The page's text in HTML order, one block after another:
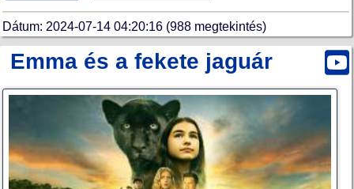
Dátum: 2024-07-14 04:20:16 (988 megtekintés)
Emma és a fekete jaguár